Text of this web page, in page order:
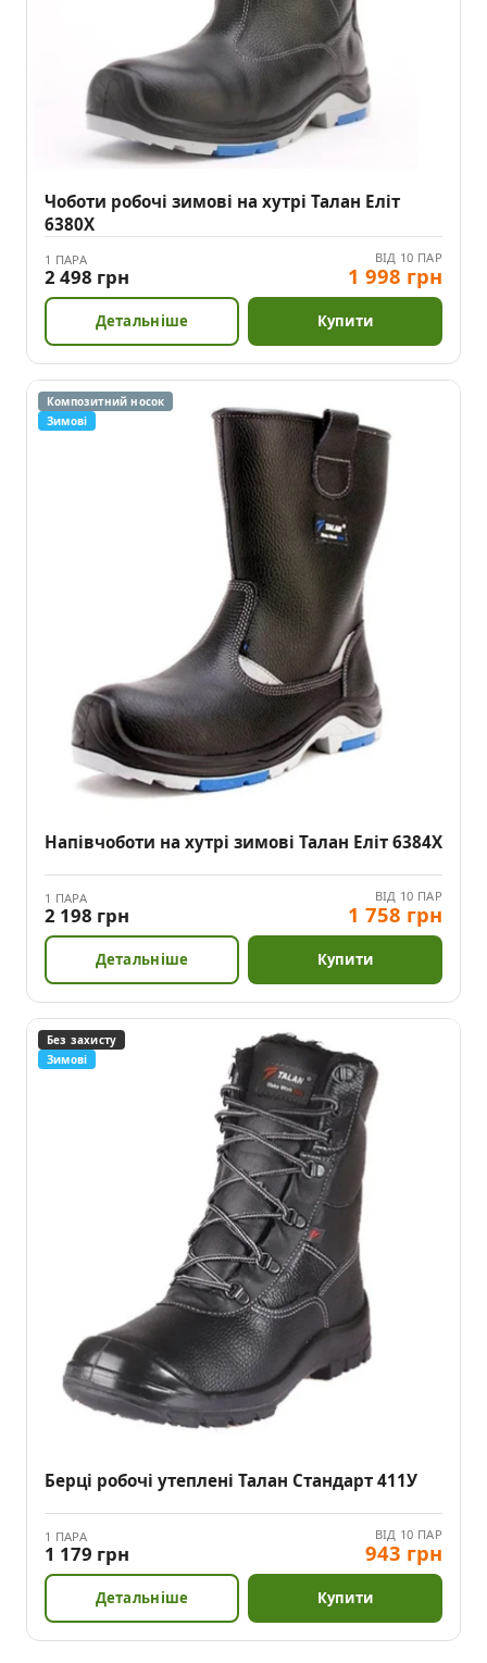
Чоботи робочі зимові на хутрі Талан Еліт
6380Х
1 ПАРА
2 498 грн
ВІД 10 ПАР
1 998 грн
Детальніше Купити
Композитний носок
Зимові
Напівчоботи на хутрі зимові Талан Еліт 6384X
1 ПАРА
2 198 грн
ВІД 10 ПАР
1 758 грн
Детальніше Купити
Без захисту
Зимові
Берці робочі утеплені Талан Стандарт 411У
1 ПАРА
1 179 грн
ВІД 10 ПАР
943 грн
Детальніше Купити